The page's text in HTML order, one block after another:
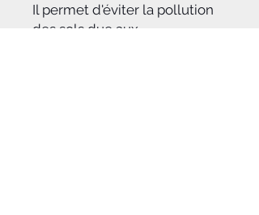
Il permet d'éviter la pollution
des sols due aux